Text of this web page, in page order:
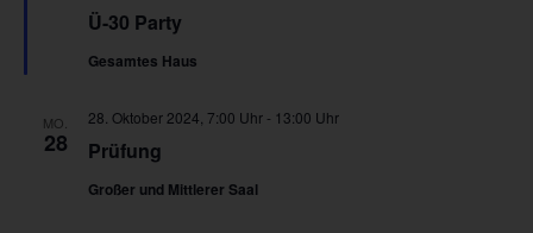
Ü-30 Party
Gesamtes Haus
MO.
28 Prüfung
28. Oktober 2024, 7:00 Uhr- 13:00 Uhr
Großer und Mittlerer Saal